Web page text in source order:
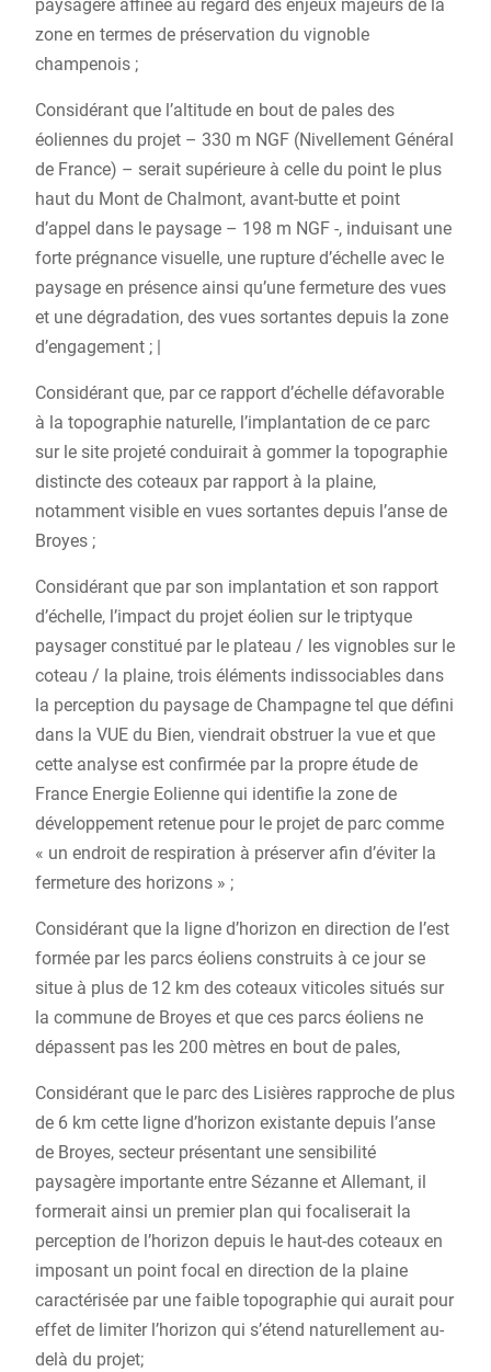
paysagère affinée au regard des enjeux majeurs de la
zone en termes de préservation du vignoble
champenois ;
Considérant que l’altitude en bout de pales des
éoliennes du projet – 330 m NGF (Nivellement Général
de France) – serait supérieure à celle du point le plus
haut du Mont de Chalmont, avant-butte et point
d’appel dans le paysage – 198 m NGF -, induisant une
forte prégnance visuelle, une rupture d’échelle avec le
paysage en présence ainsi qu’une fermeture des vues
et une dégradation, des vues sortantes depuis la zone
d’engagement ; |
Considérant que, par ce rapport d’échelle défavorable
à la topographie naturelle, l’implantation de ce parc
sur le site projeté conduirait à gommer la topographie
distincte des coteaux par rapport à la plaine,
notamment visible en vues sortantes depuis l’anse de
Broyes ;
Considérant que par son implantation et son rapport
d’échelle, l’impact du projet éolien sur le triptyque
paysager constitué par le plateau / les vignobles sur le
coteau / la plaine, trois éléments indissociables dans
la perception du paysage de Champagne tel que défini
dans la VUE du Bien, viendrait obstruer la vue et que
cette analyse est confirmée par la propre étude de
France Energie Eolienne qui identifie la zone de
développement retenue pour le projet de parc comme
« un endroit de respiration à préserver afin d’éviter la
fermeture des horizons » ;
Considérant que la ligne d’horizon en direction de l’est
formée par les parcs éoliens construits à ce jour se
situe à plus de 12 km des coteaux viticoles situés sur
la commune de Broyes et que ces parcs éoliens ne
dépassent pas les 200 mètres en bout de pales,
Considérant que le parc des Lisières rapproche de plus
de 6 km cette ligne d’horizon existante depuis l’anse
de Broyes, secteur présentant une sensibilité
paysagère importante entre Sézanne et Allemant, il
formerait ainsi un premier plan qui focaliserait la
perception de l’horizon depuis le haut-des coteaux en
imposant un point focal en direction de la plaine
caractérisée par une faible topographie qui aurait pour
effet de limiter l’horizon qui s’étend naturellement au-
delà du projet;